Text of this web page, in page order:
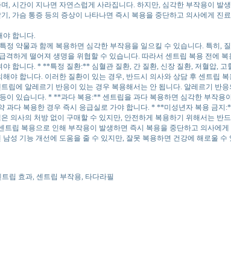
, 시간이 지나면 자연스럽게 사라집니다. 하지만, 심각한 부작용이 발
, 가슴 통증 등의 증상이 나타나면 즉시 복용을 중단하고 의사에게 진
야 합니다.
약물과 함께 복용하면 심각한 부작용을 일으킬 수 있습니다. 특히, 질
격하게 떨어져 생명을 위협할 수 있습니다. 따라서 센트립 복용 전에 복
합니다. * **특정 질환:** 심혈관 질환, 간 질환, 신장 질환, 저혈압, 고
야 합니다. 이러한 질환이 있는 경우, 반드시 의사와 상담 후 센트립 복
립에 알레르기 반응이 있는 경우 복용해서는 안 됩니다. 알레르기 반응
이 있습니다. * **과다 복용:** 센트립을 과다 복용하면 심각한 부작용
과다 복용한 경우 즉시 응급실로 가야 합니다. * **미성년자 복용 금지
의사의 처방 없이 구매할 수 있지만, 안전하게 복용하기 위해서는 반
트립 복용으로 인해 부작용이 발생하면 즉시 복용을 중단하고 의사에
성 기능 개선에 도움을 줄 수 있지만, 잘못 복용하면 건강에 해로울 수
립 효과, 센트립 부작용, 타다라필